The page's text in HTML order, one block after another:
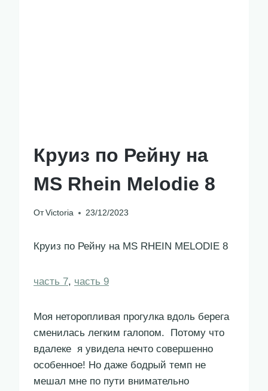
Круиз по Рейну на
MS Rhein Melodie 8
От Victoria 23/12/2023
Круиз по Рейну на MS RHEIN MELODIE 8
часть 7, часть 9
Моя неторопливая прогулка вдоль берега
сменилась легким галопом. Потому что
вдалеке я увидела нечто совершенно
особенное! Но даже бодрый темп не
мешал мне по пути внимательно